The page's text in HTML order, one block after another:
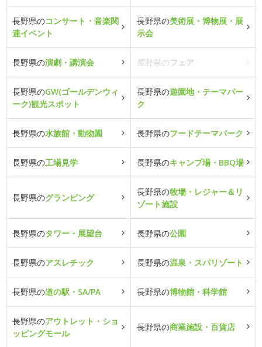
長野県のコンサート・音楽関
連イベント
長野県の美術展・博物展・展
示会
長野県の演劇・講演会 長野県のフェア
長野県のGW(ゴールデンウィ
ーク)観光スポット
長野県の遊園地・テーマパー
ク
長野県の水族館・動物園 長野県のフードテーマパーク
長野県の工場見学 長野県のキャンプ場・BBQ場
長野県のグランピング
長野県の牧場・レジャー＆リ
ゾート施設
長野県のタワー・展望台 長野県の公園
長野県のアスレチック 長野県の温泉・スパリゾート
長野県の道の駅・SA/PA 長野県の博物館・科学館
長野県のアウトレット・ショ
ッピングモール
長野県の商業施設・百貨店